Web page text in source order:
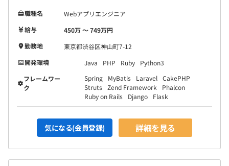
職種名
Webアプリエンジニア
給与
450万 〜 749万円
勤務地
東京都渋谷区神山町7-12
開発環境
Java PHP Ruby
Python3
フレームワー
ク
Spring MyBatis Laravel CakePHP
Struts
Zend Framework
Phalcon
Ruby on Rails
Django Flask
気になる(会員登録) 詳細を見る